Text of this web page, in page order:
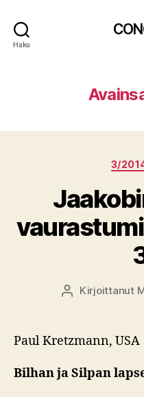
Haku
3/
Kirjoittaja
Kirjoittanut
Paul Kretzmann, USA
Bilhan ja Silpan